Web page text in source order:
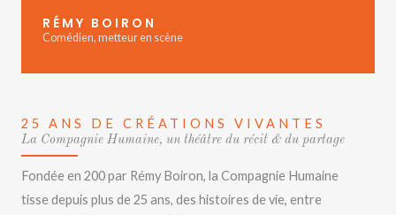
RÉMY BOIRON
Comédien, metteur en scène
25 ANS DE CRÉATIONS VIVANTES
La Compagnie Humaine, un théâtre du récit & du partage
Fondée en 200 par Rémy Boiron, la Compagnie Humaine
tisse depuis plus de 25 ans, des histoires de vie, entre